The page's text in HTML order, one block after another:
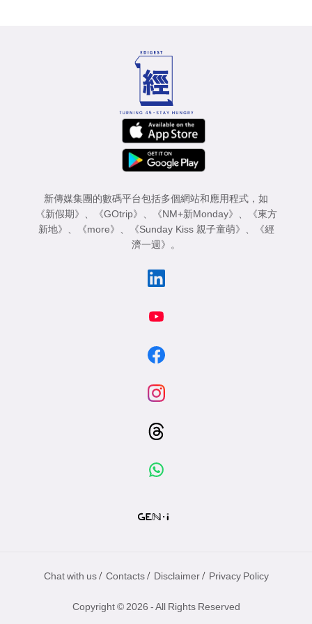
新傳媒集團的數碼平台包括多個網站和應用程式，如
《新假期》
《GOtrip》 《NM+新Monday》
《東方
新地》
《more》 《Sunday Kiss 親子童萌》
《經
濟一週》
。
Chat with us / Contacts / Disclaimer / Privacy Policy
Copyright © 2026 - All Rights Reserved